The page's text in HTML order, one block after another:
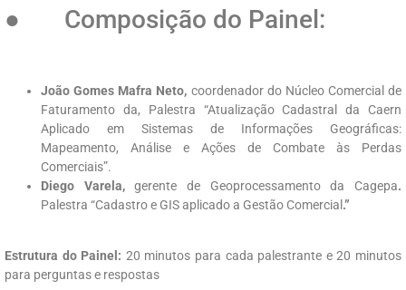
● Composição do Painel:
João Gomes Mafra Neto, coordenador do Núcleo Comercial de
Faturamento da, Palestra “Atualização Cadastral da Caern
Aplicado em Sistemas de Informações Geográficas:
Mapeamento, Análise e Ações de Combate às Perdas
Comerciais”.
Diego Varela,gerente de Geoprocessamento da Cagepa.
Palestra “Cadastro e GIS aplicado a Gestão Comercial .”
Estrutura do Painel: 20 minutos para cada palestrante e 20 minutos
para perguntas e respostas